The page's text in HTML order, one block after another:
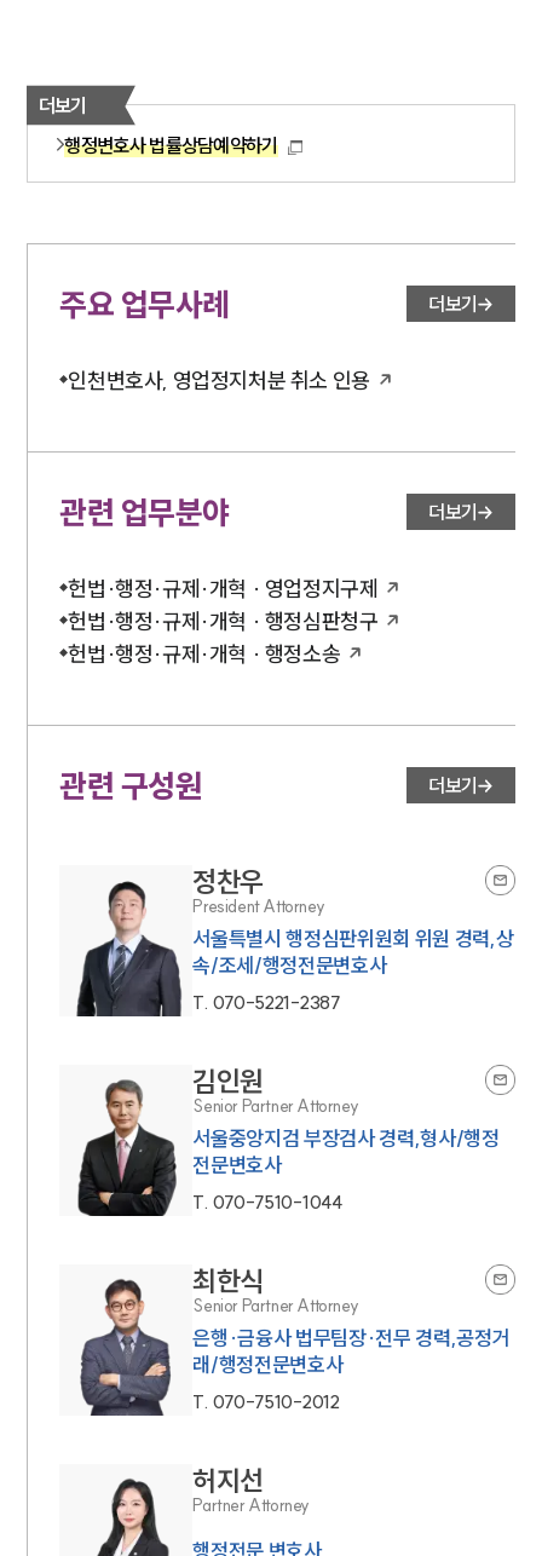
더보기
행정변호사 법률상담예약하기
주요 업무사례 더보기
인천변호사, 영업정지처분 취소 인용
관련 업무분야 더보기
헌법·행정·규제·개혁 · 영업정지구제
헌법·행정·규제·개혁 · 행정심판청구
헌법·행정·규제·개혁 · 행정소송
관련 구성원 더보기
정찬우
President Attorney
서울특별시 행정심판위원회 위원 경력,상
속/조세/행정전문변호사
T. 070-5221-2387
김인원
Senior Partner Attorney
서울중앙지검 부장검사 경력,형사/행정
전문변호사
T. 070-7510-1044
최한식
Senior Partner Attorney
은행·금융사 법무팀장·전무 경력,공정거
래/행정전문변호사
T. 070-7510-2012
허지선
Partner Attorney
행정전문 변호사